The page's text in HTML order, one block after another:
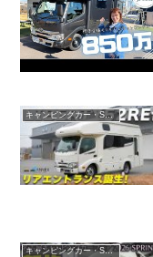
キャンピングカー・SUV人気車種
キャンピングカー・SUV人気車種